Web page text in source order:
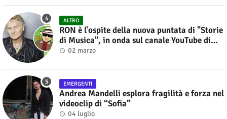
ALTRO
RON è l'ospite della nuova puntata di "Storie
di Musica", in onda sul canale YouTube di
Alberto Salerno
02 marzo
EMERGENTI
Andrea Mandelli esplora fragilità e forza nel
videoclip di “Sofia”
04 luglio